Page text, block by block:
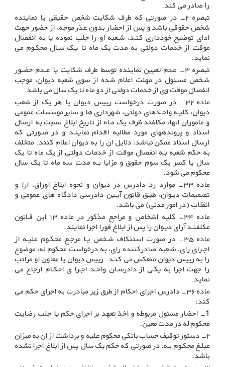
را صادر می کند.
تبصره ۲- در صورتی که طرف شکایت شخص حقیقی یا نماینده
شخص حقوقی باشد و پس از احضار بدون عذر موجه، از حضور جهت
ادای توضیح خودداری کنـد، شـعبه او را جلب نموده یا به انفصال
موقت از خدمات دولتی به مدت یک ماه تا یـک سـال محکـوم می
نماید.
تبصره ۳- عدم تعیین نماینده توسط طرف شکایت یا عـدم حضـور
شـخص مسـئول در مهلت اعلام شده از سوی شعبه دیوان، موجب
انفصال موقت وی از خدمات دولتی از دو ماه تا یک سال می باشد.
ماده ۳۲- در صورت درخواست رییس دیوان یا هر یک از شعب
دیوان، کلیـه واحـدهای دولتی، شهرداری ها و سایر موسسات عمومی
و ماموران انها، مکلفند ظرف یک مـاه از تاریخ ابلاغ نسبت به ارسال
اسناد و پروندههای مورد مطالبه اقدام نماینـد و در صـورتی که
ارسال اسناد ممکن نباشد، دلایل ان را به دیوان اعلام کنند. متخلف
به حکم شعبه بـه انفصال موقت از خدمات دولتی از یک ماه تا یک
سال یا کسر یک سوم حقوق و مزایا بـه مدت سه ماه تا یک سال
محکوم می شود.
ماده ۳۳- موارد رد دادرس در دیوان و نحوه ابلاغ اوراق، ارا و
تصمیمات دیـوان، طبـق قانون آیـین دادرسی دادگاه های عمومی و
انقلاب (در امور مدنی) می باشد.
ماده ۳۴- کلیه اشخاص و مراجع مذکور در ماده ۱۳ این قـانون
مکلفنـد آرای دیـوان را پس از ابلاغ فورا اجرا نمایند.
ماده ۳۵- در صورت استنکاف شـخص یـا مرجـع محکـوم علیـه از
اجـرای رای، شـعبه صادرکننده رای، به درخواست محکوم له، موضوع
را به رییس دیوان منعکس می کنـد. رییس دیوان یا معاون او مراتب
را جهت اجرا به یکـی از دادرسـان واحـد اجـرا ی احکـام ارجاع می
نماید.
ماده ۳۶- دادرس اجرای احکام از طرق زیر مبادرت به اجرای حکم می
کند:
1-
احضار مسئول مربوطه و اخذ تعهد بر اجرای حکم یا جلب رضایت
محکوم له در مدت معین.
۲- دستور توقیف حساب بانکی محکوم علیه و برداشت از ان به میزان
مبلـغ محکـوم بـه، در صورتی که حکم یک سال پس از ابلاغ اجرا نشده
باشد.